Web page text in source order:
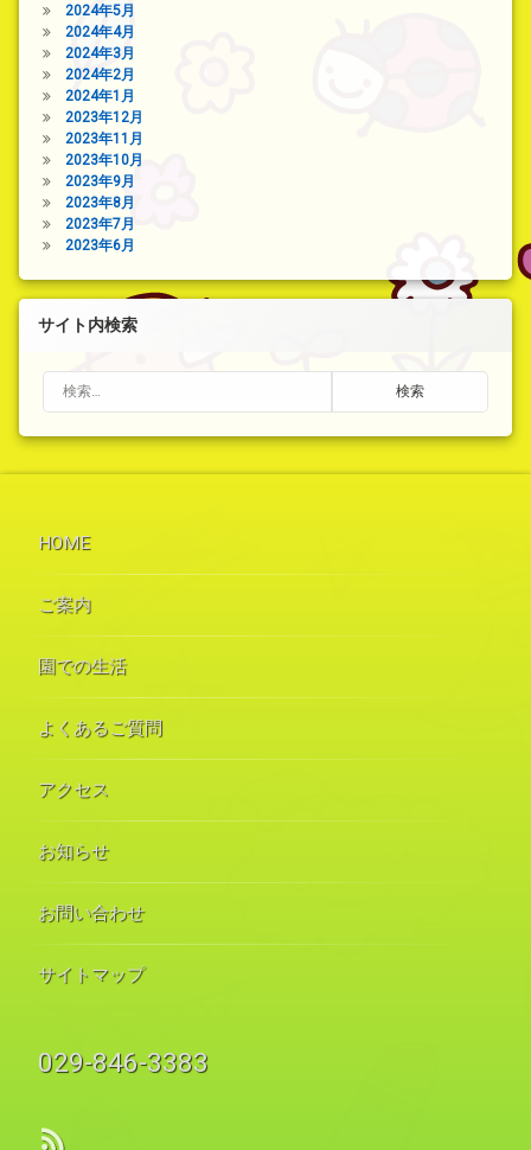
2024年5月
2024年4月
2024年3月
2024年2月
2024年1月
2023年12月
2023年11月
2023年10月
2023年9月
2023年8月
2023年7月
2023年6月
サイト内検索
検索:
HOME
ご案内
園での生活
よくあるご質問
アクセス
お知らせ
お問い合わせ
サイトマップ
電話番号:
029-846-3383